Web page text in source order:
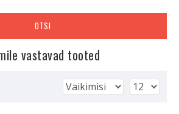
OTSI
vastavad tooted